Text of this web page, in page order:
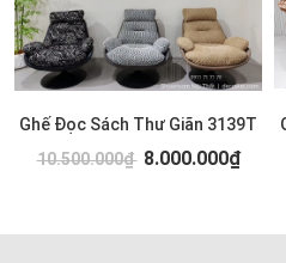
Ghế Đọc Sách Thư Giãn 3139T
10.500.000₫ 8.000.000₫